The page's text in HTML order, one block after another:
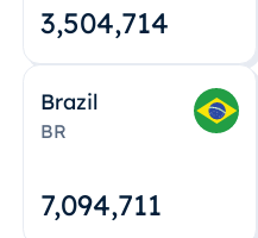
3,504,715
Brazil
BR
7,094,712